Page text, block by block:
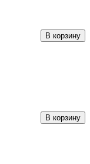
В корзину
В корзину